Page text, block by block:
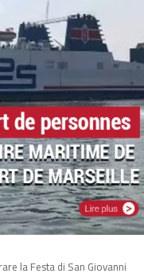
la Festa di San Giovanni